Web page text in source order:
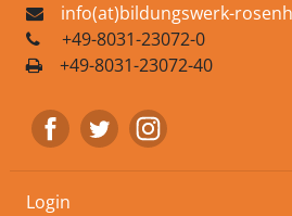
info(at)bildungswerk-
+49-8031-23072-0
+49-8031-23072-40
Login